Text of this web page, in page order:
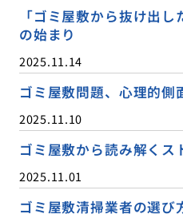
「ゴミ屋敷から抜け出
の始まり
2025.11.14
ゴミ屋敷問題、心理的側
2025.11.10
ゴミ屋敷から読み解くス
2025.11.01
ゴミ屋敷清掃業者の選び